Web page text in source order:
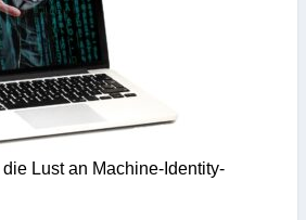
Lust an Machine-Identity-